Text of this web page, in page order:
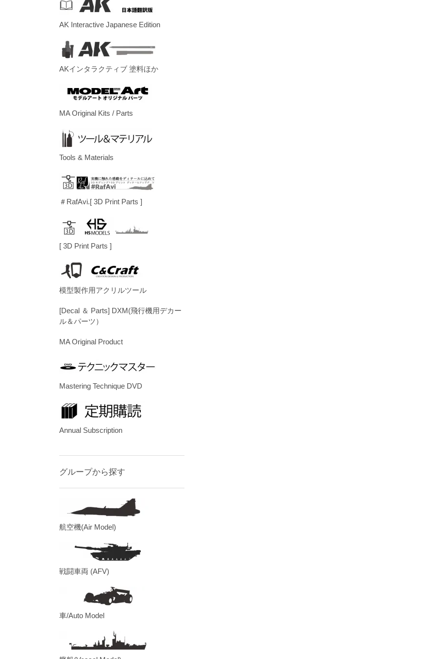
AK Interactive Japanese Edition
AKインタラクティブ 塗料ほか
MA Original Kits / Parts
Tools & Materials
＃RafAvi.[ 3D Print Parts ]
[ 3D Print Parts ]
模型製作用アクリルツール
[Decal ＆ Parts] DXM(飛行機用デカー
ル＆パーツ）
MA Original Product
Mastering Technique DVD
Annual Subscription
グループから探す
航空機(Air Model)
戦闘車両 (AFV)
車/Auto Model